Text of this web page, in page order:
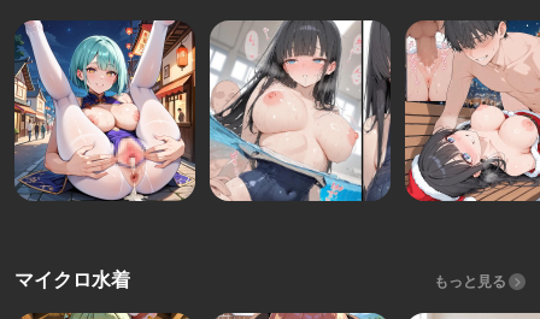
マイクロ水着 もっと見る